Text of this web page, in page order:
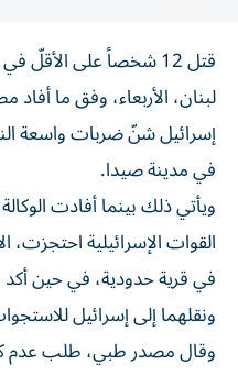
قتل 12 شخصاً على
لبنان، الأربعاء، وفق ما
إسرائيل شنّ ضربات واسعة
في مدينة صيدا.
ويأتي ذلك بينما أفادت
القوات الإسرائيلية احتجزت،
في قرية حدودية، في حين
ونقلهما إلى إسرائيل
وقال مصدر طبي، طلب عدم